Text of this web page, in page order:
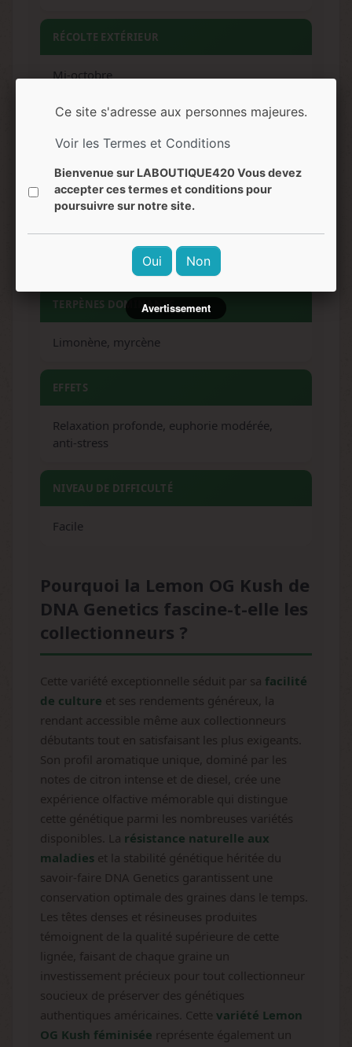
RÉCOLTE EXTÉRIEUR
Mi-octobre
ARÔMES
SAVEURS
TERPÈNES DOMINANTS
Limonène, myrcène
EFFETS
Relaxation profonde, euphorie modérée,
anti-stress
NIVEAU DE DIFFICULTÉ
Facile
Pourquoi la Lemon OG Kush de
DNA Genetics fascine-t-elle les
collectionneurs ?
Cette variété exceptionnelle séduit par sa facilité
de culture et ses rendements généreux, la
rendant accessible même aux collectionneurs
débutants tout en satisfaisant les plus exigeants.
Son profil aromatique unique, dominé par les
notes de citron intense et de diesel, crée une
expérience olfactive mémorable qui distingue
cette génétique parmi les nombreuses variétés
disponibles. La résistance naturelle aux
maladies et la stabilité génétique héritée du
savoir-faire DNA Genetics garantissent une
conservation optimale des graines dans le temps.
Les têtes denses et résineuses produites
témoignent de la qualité supérieure de cette
lignée, faisant de chaque graine un
investissement précieux pour tout collectionneur
soucieux de préserver des génétiques
authentiques américaines. Cette variété Lemon
OG Kush féminisée représente également un
Ce site s'adresse aux personnes majeures.
Voir les Termes et Conditions
Bienvenue sur LABOUTIQUE420 Vous devez
accepter ces termes et conditions pour
poursuivre sur notre site.
Oui Non
Avertissement